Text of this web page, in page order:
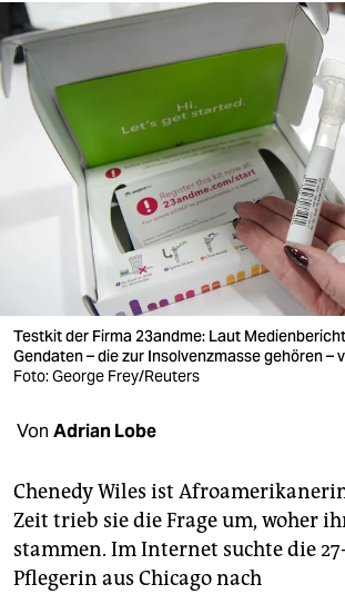
nord
wahrheit
verlag
veranstaltungen
fragen & hilfe
unterstützen
genossenschaft
epaper login
Testkit der Firma 23andme: Laut
Gendaten – die zur Insolvenzmasse gehören –
Foto: George Frey/Reuters
Von Adrian Lobe
Chenedy Wiles ist
Zeit trieb sie die Frage um, woher
stammen. Im Internet suchte die
Pflegerin aus Chicago nach